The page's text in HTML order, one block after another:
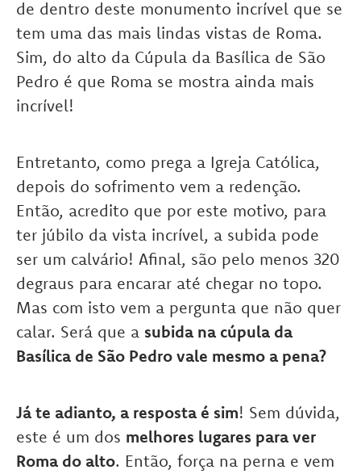
de dentro deste monumento incrível que se
tem uma das mais lindas vistas de Roma.
Sim, do alto da Cúpula da Basílica de São
Pedro é que Roma se mostra ainda mais
incrível!
Entretanto, como prega a Igreja Católica,
depois do sofrimento vem a redenção.
Então, acredito que por este motivo, para
ter júbilo da vista incrível, a subida pode
ser um calvário! Afinal, são pelo menos 320
degraus para encarar até chegar no topo.
Mas com isto vem a pergunta que não quer
calar. Será que a subida na cúpula da
Basílica de São Pedro vale mesmo a pena?
Já te adianto, a resposta é sim! Sem dúvida,
este é um dos melhores lugares para ver
Roma do alto. Então, força na perna e vem